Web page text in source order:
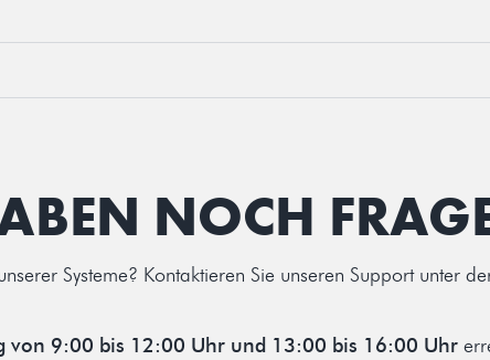
NOCH
Systeme? Kontaktieren Sie unseren Support unter
von 9:00 bis 12:00 Uhr und 13:00 bis 16:00 Uhr